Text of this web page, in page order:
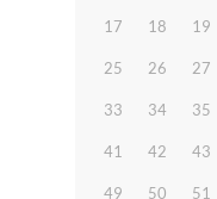
17 18 19
25 26 27
33 34 35
41 42 43
49 50 51